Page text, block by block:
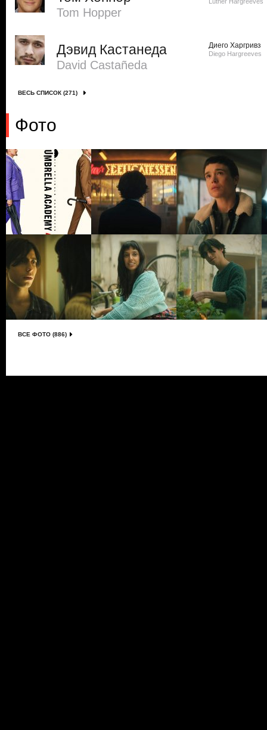
Tom Hopper
Дэвид Кастанеда
David Castañeda
Диего Харгривз
Diego Hargreeves
ВЕСЬ СПИСОК (271)
Фото
ВСЕ ФОТО (886)